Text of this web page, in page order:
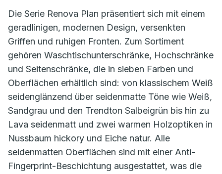
Die Serie Renova Plan präsentiert sich mit einem
geradlinigen, modernen Design, versenkten
Griffen und ruhigen Fronten. Zum Sortiment
gehören Waschtischunterschränke, Hochschränke
und Seitenschränke, die in sieben Farben und
Oberflächen erhältlich sind: von klassischem Weiß
seidenglänzend über seidenmatte Töne wie Weiß,
Sandgrau und den Trendton Salbeigrün bis hin zu
Lava seidenmatt und zwei warmen Holzoptiken in
Nussbaum hickory und Eiche natur. Alle
seidenmatten Oberflächen sind mit einer Anti-
Fingerprint-Beschichtung ausgestattet, was die